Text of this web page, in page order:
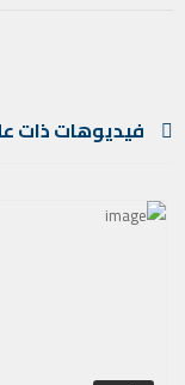
فيديوهات ذات